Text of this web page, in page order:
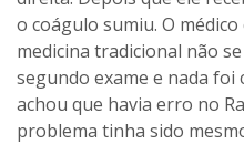
o coágulo sumiu. O
medicina tradicional não
segundo exame e nada
achou que havia erro no
problema tinha sido